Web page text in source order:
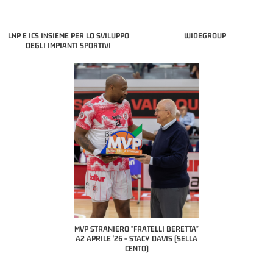
LNP E ICS INSIEME PER LO SVILUPPO
DEGLI IMPIANTI SPORTIVI
WIDEGROUP
MVP "FRATELLI BERETTA" SAMUEL
DILAS B NAZIONALE APRILE '26 -
MARCO RESTELLI (TAV TREVIGLIO